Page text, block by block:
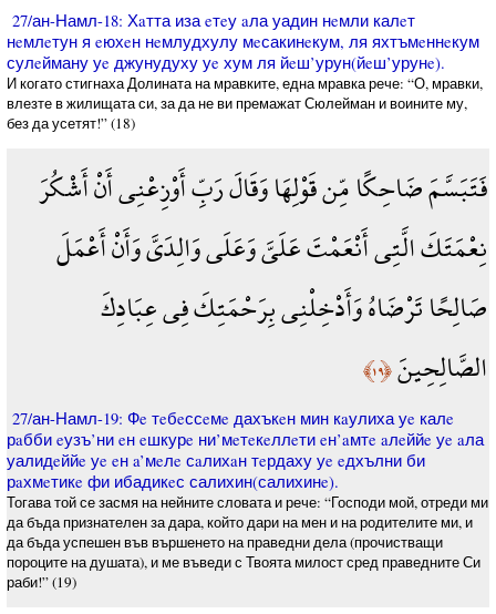
27/ан-Намл-18: Хaтта иза eтeу aла уадин нeмли калeт
нeмлeтун я eюхeн нeмлудхулу мeсакинeкум, ля яхтъмeннeкум
сулeйману уe джунудуху уe хум ля йeш’урун(йeш’урунe).
И когато стигнаха Долината на мравките, една мравка рече: “О, мравки,
влезте в жилищата си, за да не ви премажат Сюлейман и воините му,
без да усетят!” (18)
فَتَبَسَّمَ ضَاحِكًا مِّن قَوْلِهَا وَقَالَ رَبِّ أَوْزِعْنِي أَنْ أَشْكُرَ
نِعْمَتَكَ الَّتِي أَنْعَمْتَ عَلَيَّ وَعَلَى وَالِدَيَّ وَأَنْ أَعْمَلَ
صَالِحًا تَرْضَاهُ وَأَدْخِلْنِي بِرَحْمَتِكَ فِي عِبَادِكَ
الصَّالِحِينَ﴿١٩﴾
27/ан-Намл-19: Фe тeбeссeмe дахъкeн мин кaулиха уe калe
рaбби eузъ’ни eн eшкурe ни’мeтeкeллeти eн’aмтe aлeййe уe aла
уалидeййe уe eн a’мeлe сaлихaн тeрдаху уe eдхълни би
рaхмeтикe фи ибадикeс салихин(салихинe).
Тогава той се засмя на нейните словата и рече: “Господи мой, отреди ми
да бъда признателен за дара, който дари на мен и на родителите ми, и
да бъда успешен във вършенето на праведни дела (прочистващи
пороците на душата), и ме въведи с Твоята милост сред праведните Си
раби!” (19)